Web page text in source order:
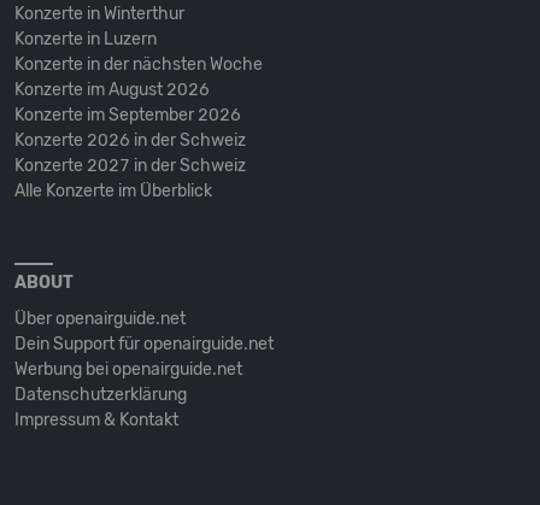
Konzerte in Winterthur
Konzerte in Luzern
Konzerte in der nächsten Woche
Konzerte im August 2026
Konzerte im September 2026
Konzerte 2026 in der Schweiz
Konzerte 2027 in der Schweiz
Alle Konzerte im Überblick
ABOUT
Über openairguide.net
Dein Support für openairguide.net
Werbung bei openairguide.net
Datenschutz­erklärung
Impressum & Kontakt